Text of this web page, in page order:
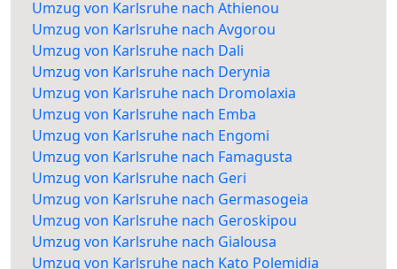
Umzug von Karlsruhe nach Athienou
Umzug von Karlsruhe nach Avgorou
Umzug von Karlsruhe nach Dali
Umzug von Karlsruhe nach Derynia
Umzug von Karlsruhe nach Dromolaxia
Umzug von Karlsruhe nach Emba
Umzug von Karlsruhe nach Engomi
Umzug von Karlsruhe nach Famagusta
Umzug von Karlsruhe nach Geri
Umzug von Karlsruhe nach Germasogeia
Umzug von Karlsruhe nach Geroskipou
Umzug von Karlsruhe nach Gialousa
Umzug von Karlsruhe nach Kato Polemidia